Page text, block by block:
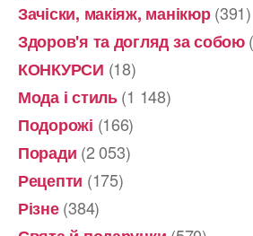
Зачіски, макіяж, манікюр(391)
Здоров'я та догляд за собою
КОНКУРСИ (18)
Мода і стиль(1 148)
Подорожі (166)
Поради (2 053)
Рецепти (175)
Різне(384)